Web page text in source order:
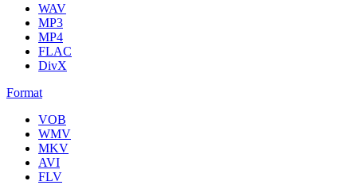
WAV
MP3
MP4
FLAC
DivX
Format
VOB
WMV
MKV
AVI
FLV